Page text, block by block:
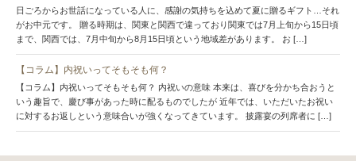
日ごろからお世話になっている人に、感謝の気持ちを込めて夏に贈るギフト…それ
がお中元です。 贈る時期は、関東と関西で違っており関東では7月上旬から15日頃
まで、関西では、7月中旬から8月15日頃という地域差があります。 お […]
【コラム】内祝いってそもそも何？
【コラム】内祝いってそもそも何？ 内祝いの意味 本来は、喜びを分かち合おうと
いう趣旨で、慶び事があった時に配るものでしたが 近年では、いただいたお祝い
に対するお返しという意味合いが強くなってきています。 披露宴の列席者に […]